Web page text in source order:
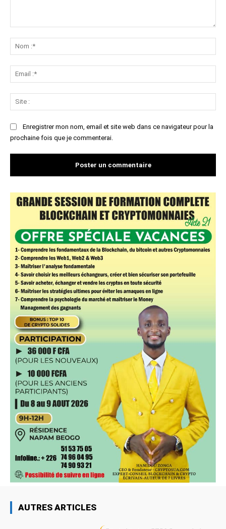
Enregistrer mon nom, email et site web dans ce navigateur pour la
prochaine fois que je commenterai.
AUTRES ARTICLES